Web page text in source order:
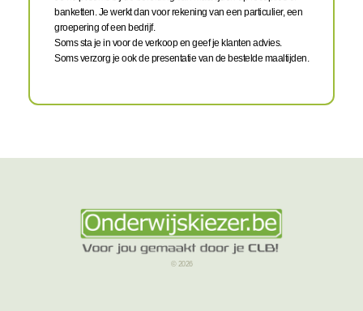
banketten. Je werkt dan voor rekening van een particulier, een
groepering of een bedrijf.
Soms sta je in voor de verkoop en geef je klanten advies.
Soms verzorg je ook de presentatie van de bestelde maaltijden.
© 2026